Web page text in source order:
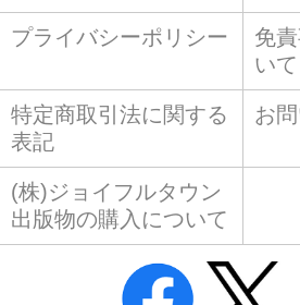
プライバシーポリシー
免
いて
特定商取引法に関する
表記
お
(株)ジョイフルタウン
出版物の購入について